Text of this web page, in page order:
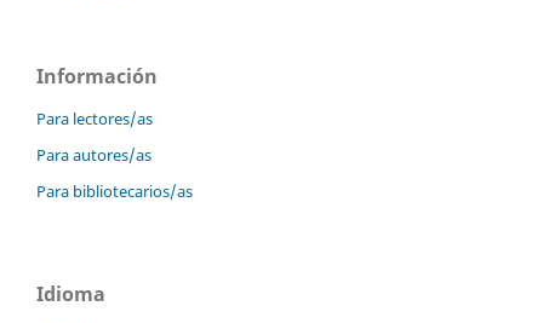
Información
Para lectores/as
Para autores/as
Para bibliotecarios/as
Idioma